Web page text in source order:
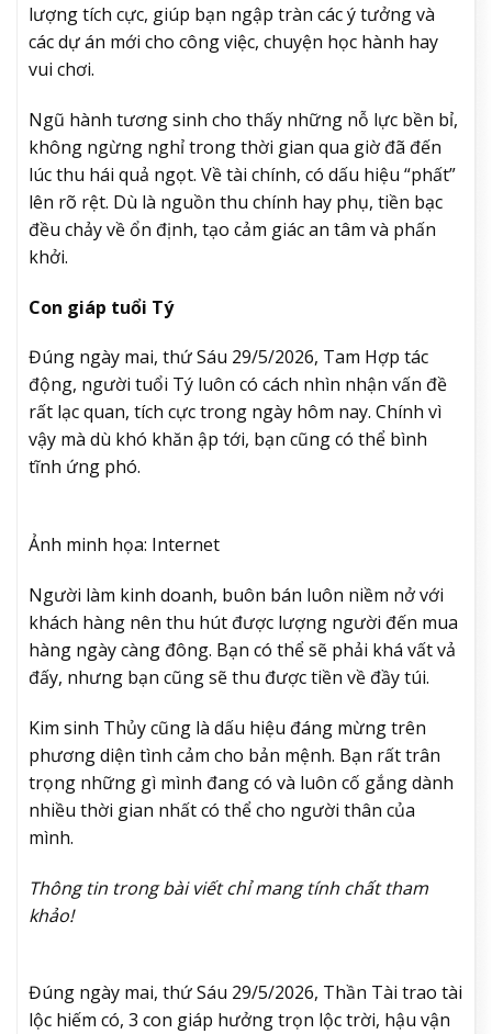
lượng tích cực, giúp bạn ngập tràn các ý tưởng và
các dự án mới cho công việc, chuyện học hành hay
vui chơi.
Ngũ hành tương sinh cho thấy những nỗ lực bền bỉ,
không ngừng nghỉ trong thời gian qua giờ đã đến
lúc thu hái quả ngọt. Về tài chính, có dấu hiệu “phất”
lên rõ rệt. Dù là nguồn thu chính hay phụ, tiền bạc
đều chảy về ổn định, tạo cảm giác an tâm và phấn
khởi.
Con giáp tuổi Tý
Đúng ngày mai, thứ Sáu 29/5/2026, Tam Hợp tác
động, người tuổi Tý luôn có cách nhìn nhận vấn đề
rất lạc quan, tích cực trong ngày hôm nay. Chính vì
vậy mà dù khó khăn ập tới, bạn cũng có thể bình
tĩnh ứng phó.
Ảnh minh họa: Internet
Người làm kinh doanh, buôn bán luôn niềm nở với
khách hàng nên thu hút được lượng người đến mua
hàng ngày càng đông. Bạn có thể sẽ phải khá vất vả
đấy, nhưng bạn cũng sẽ thu được tiền về đầy túi.
Kim sinh Thủy cũng là dấu hiệu đáng mừng trên
phương diện tình cảm cho bản mệnh. Bạn rất trân
trọng những gì mình đang có và luôn cố gắng dành
nhiều thời gian nhất có thể cho người thân của
mình.
Thông tin trong bài viết chỉ mang tính chất tham
khảo!
Đúng ngày mai, thứ Sáu 29/5/2026, Thần Tài trao tài
lộc hiếm có, 3 con giáp hưởng trọn lộc trời, hậu vận